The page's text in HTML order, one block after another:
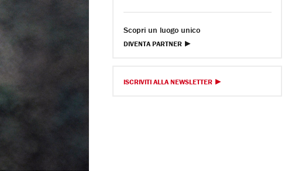
Scopri un luogo unico
DIVENTA PARTNER
ISCRIVITI ALLA NEWSLETTER